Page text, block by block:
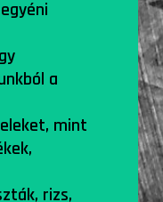
a
mint
rizs,